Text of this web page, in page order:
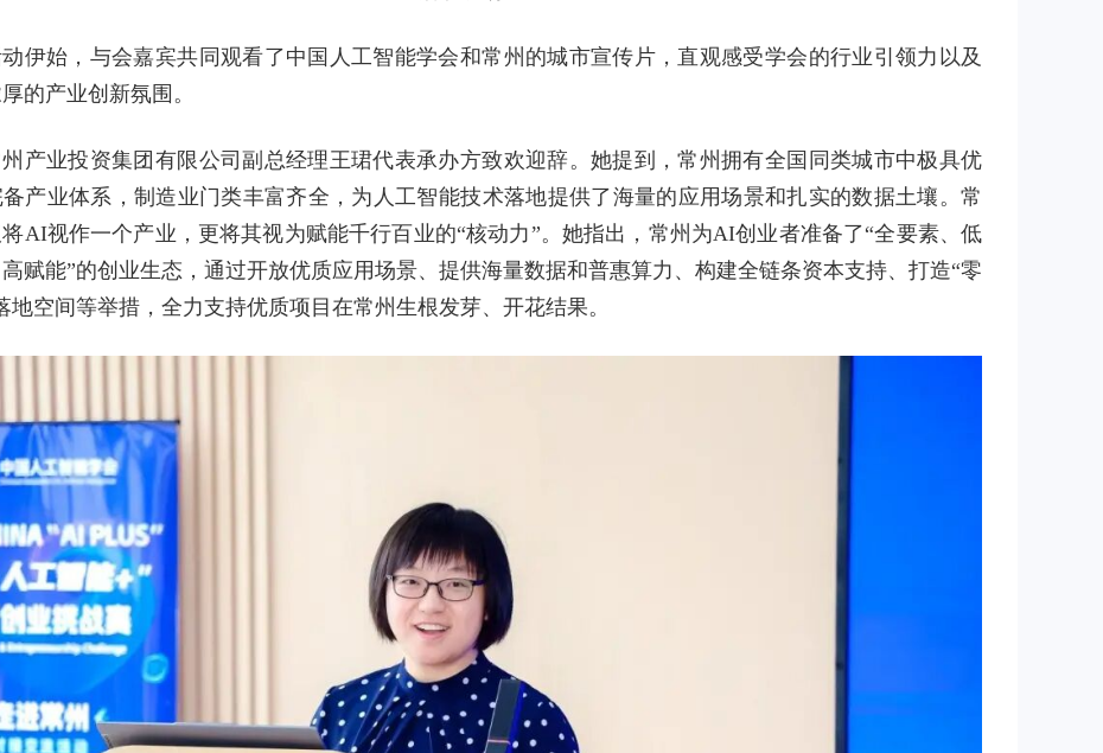
伊始，与会嘉宾共同观看了中国人工智能学会和常州的城市宣传片，直观感受学会的行业引领力以及
的产业创新氛围。
产业投资集团有限公司副总经理王珺代表承办方致欢迎辞。她提到，常州拥有全国同类城市中极具优
产业体系，制造业门类丰富齐全，为人工智能技术落地提供了海量的应用场景和扎实的数据土壤。常
AI视作一个产业，更将其视为赋能千行百业的“核动力”。她指出，常州为AI创业者准备了“全要素、低
赋能”的创业生态，通过开放优质应用场景、提供海量数据和普惠算力、构建全链条资本支持、打造“零
地空间等举措，全力支持优质项目在常州生根发芽、开花结果。